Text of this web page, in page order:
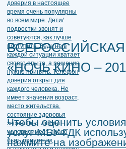
«НОЧЬ КИНО –
Чтобы оценить
услуг МБУ ГДК
нажмите на